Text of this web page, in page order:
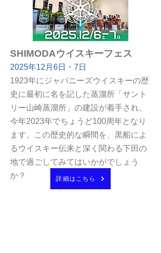
SHIMODAウイスキーフェス
2025年12月6日・7日
1923年にジャパニーズウイスキーの歴
史に最初に名を記した蒸溜所「サント
リー山崎蒸溜所」の建設が着手され、
今年2023年でちょうど100周年となり
ます。この歴史的な瞬間を、黒船によ
るウイスキー伝来と深く関わる下田の
地で過ごしてみてはいかがでしょう
か？
詳細はこちら